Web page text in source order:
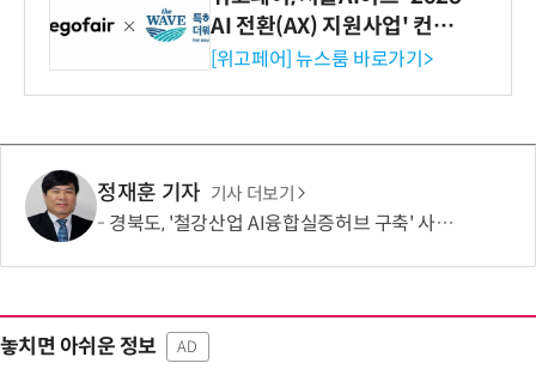
AI 전환(AX) 지원사업' 컨소
시엄 선정
[위고페어] 뉴스룸 바로가기>
정재훈 기자 기사 더보기
경북도, '철강산업 AI융합실증허브 구축' 사업 선정
놓치면 아쉬운 정보 AD